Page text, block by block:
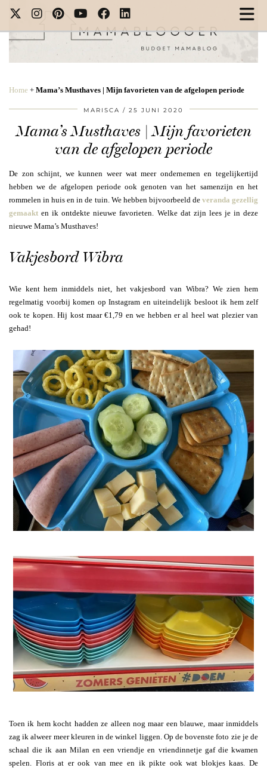
Home + Mama’s Musthaves | Mijn favorieten van de afgelopen periode
MARISCA 25 JUNI 2020
Mama’s Musthaves | Mijn favorieten
van de afgelopen periode
De zon schijnt, we kunnen weer wat meer ondernemen en tegelijkertijd
hebben we de afgelopen periode ook genoten van het samenzijn en het
rommelen in huis en in de tuin. We hebben bijvoorbeeld de veranda gezellig
gemaakt en ik ontdekte nieuwe favorieten. Welke dat zijn lees je in deze
nieuwe Mama’s Musthaves!
Vakjesbord Wibra
Wie kent hem inmiddels niet, het vakjesbord van Wibra? We zien hem
regelmatig voorbij komen op Instagram en uiteindelijk besloot ik hem zelf
ook te kopen. Hij kost maar €1,79 en we hebben er al heel wat plezier van
gehad!
Toen ik hem kocht hadden ze alleen nog maar een blauwe, maar inmiddels
zag ik alweer meer kleuren in de winkel liggen. Op de bovenste foto zie je de
schaal die ik aan Milan en een vriendje en vriendinnetje gaf die kwamen
spelen. Floris at er ook van mee en ik pikte ook wat blokjes kaas. De